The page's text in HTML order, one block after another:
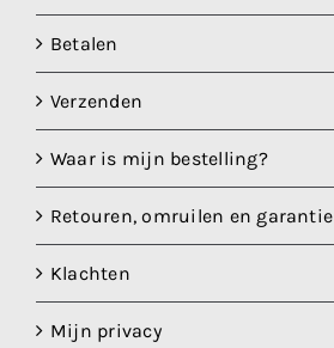
Betalen
Verzenden
Waar is mijn bestelling?
Retouren, omruilen en garantie
Klachten
Mijn privacy